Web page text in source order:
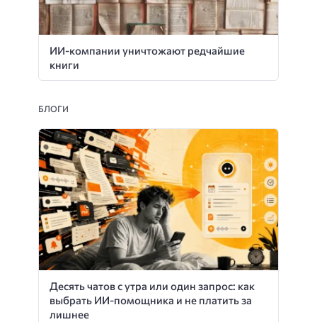
ИИ-компании уничтожают редчайшие
книги
БЛОГИ
Десять чатов с утра или один запрос: как
выбрать ИИ-помощника и не платить за
лишнее